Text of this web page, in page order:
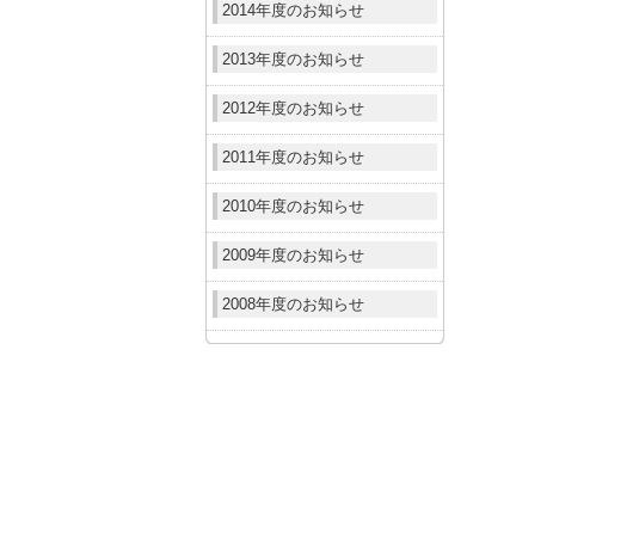
2014年度のお知らせ
2013年度のお知らせ
2012年度のお知らせ
2011年度のお知らせ
2010年度のお知らせ
2009年度のお知らせ
2008年度のお知らせ